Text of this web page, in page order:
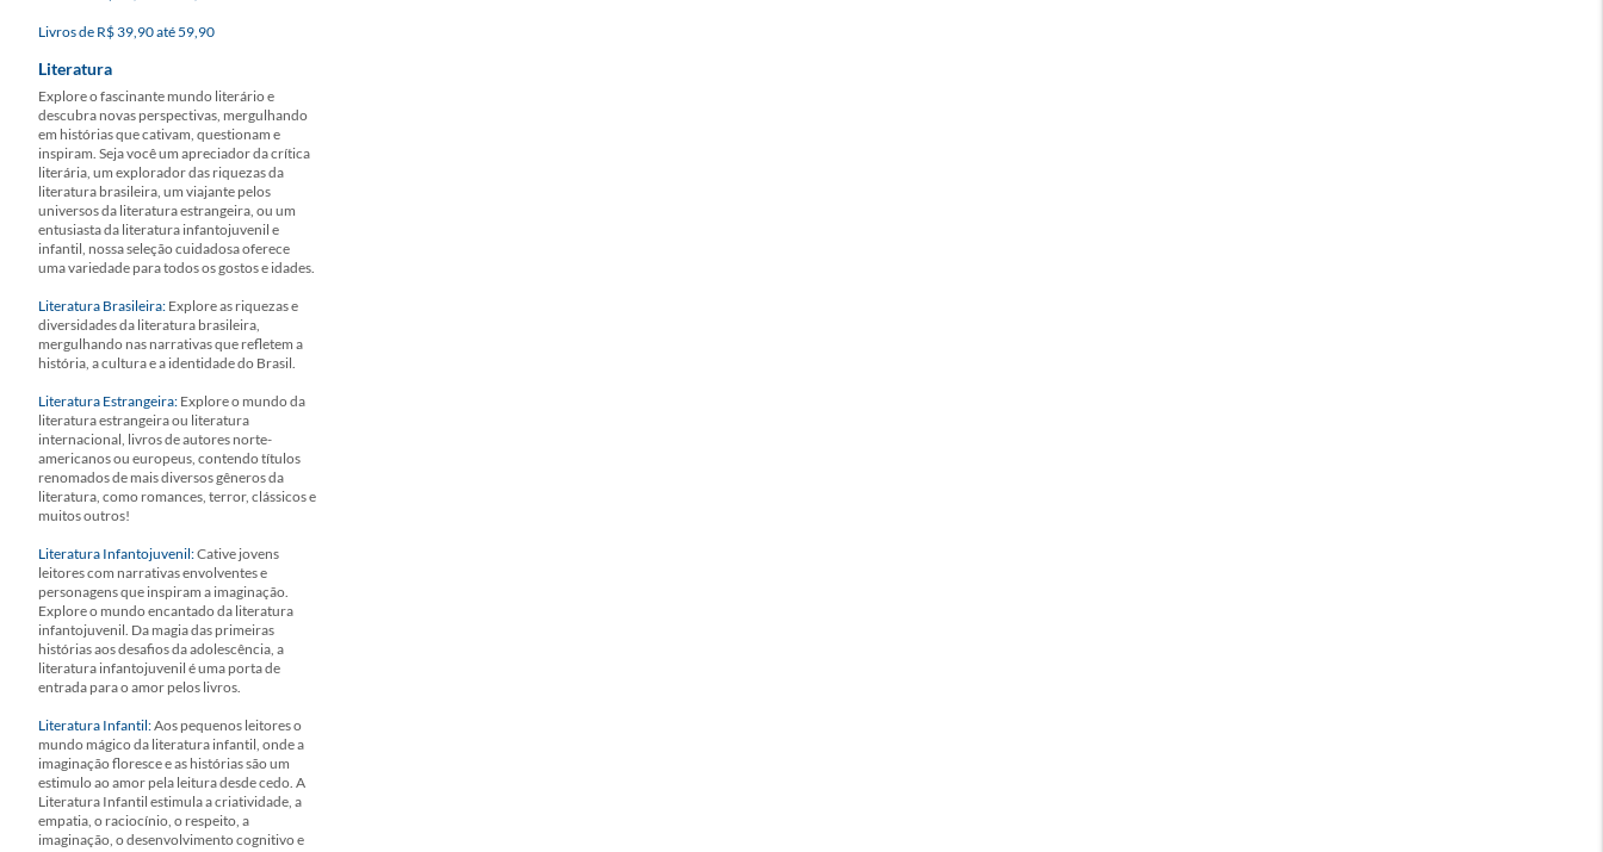
Livros de R$ 39,90 até 59,90
Literatura
Explore o fascinante mundo literário e
descubra novas perspectivas, mergulhando
em histórias que cativam, questionam e
inspiram. Seja você um apreciador da crítica
literária, um explorador das riquezas da
literatura brasileira, um viajante pelos
universos da literatura estrangeira, ou um
entusiasta da literatura infantojuvenil e
infantil, nossa seleção cuidadosa oferece
uma variedade para todos os gostos e idades.
Literatura Brasileira: Explore as riquezas e
diversidades da literatura brasileira,
mergulhando nas narrativas que refletem a
história, a cultura e a identidade do Brasil.
Literatura Estrangeira: Explore o mundo da
literatura estrangeira ou literatura
internacional, livros de autores norte-
americanos ou europeus, contendo títulos
renomados de mais diversos gêneros da
literatura, como romances, terror, clássicos e
muitos outros!
Literatura Infantojuvenil:Cative jovens
leitores com narrativas envolventes e
personagens que inspiram a imaginação.
Explore o mundo encantado da literatura
infantojuvenil. Da magia das primeiras
histórias aos desafios da adolescência, a
literatura infantojuvenil é uma porta de
entrada para o amor pelos livros.
Literatura Infantil:Aos pequenos leitores o
mundo mágico da literatura infantil, onde a
imaginação floresce e as histórias são um
estimulo ao amor pela leitura desde cedo. A
Literatura Infantil estimula a criatividade, a
empatia, o raciocínio, o respeito, a
imaginação, o desenvolvimento cognitivo e